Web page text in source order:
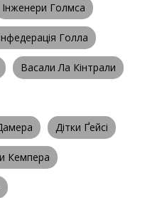
Інженери Голмса
Голла
Васали Ла Кінтрали
Дітки Ґейсі
Кемпера